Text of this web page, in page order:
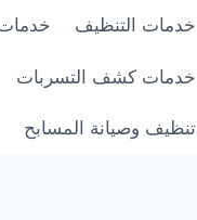
خدمات التنظيف
خدمات كشف التسربات
تنظيف وصيانة المسابح